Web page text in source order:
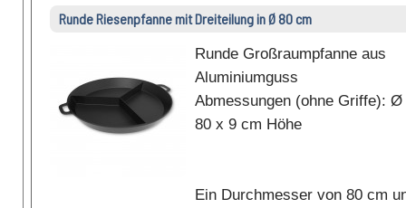
Runde Riesenpfanne mit Dreiteilung in Ø 80 cm
Runde Großraumpfanne aus
Aluminiumguss
Abmessungen (ohne Griffe): Ø
80 x 9 cm Höhe
Ein Durchmesser von 80 cm